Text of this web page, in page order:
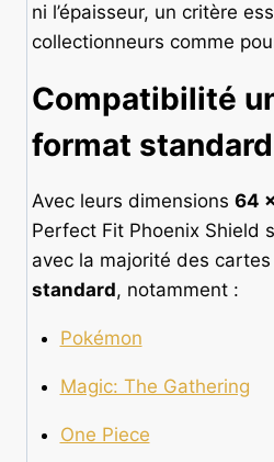
ni l’épaisseur, un critère
collectionneurs comme
Compatibilité
format standard
Avec leurs dimensions 64
Perfect Fit Phoenix Shield
avec la majorité des cartes
standard, notamment :
Pokémon
Magic: The Gathering
One Piece